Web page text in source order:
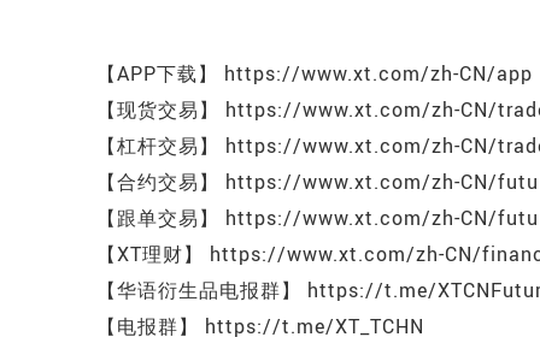
【APP下载】 https://www.xt.com/zh-CN/app
【现货交易】 https://www.xt.com/zh-CN/
【杠杆交易】 https://www.xt.com/zh-CN/
【合约交易】 https://www.xt.com/zh-CN/
【跟单交易】 https://www.xt.com/zh-CN/
【XT理财】 https://www.xt.com/zh-CN/
【华语衍生品电报群】 https://t.me/
【电报群】 https://t.me/XT_TCHN